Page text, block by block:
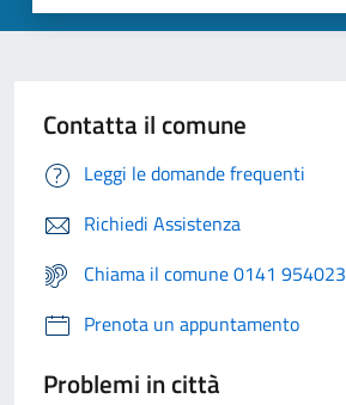
Contatta il comune
Leggi le domande frequenti
Richiedi Assistenza
Chiama il comune 0141 954023
Prenota un appuntamento
Problemi in città